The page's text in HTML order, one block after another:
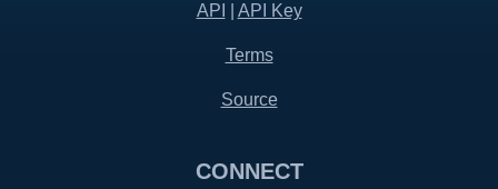
API API Key
Terms
Source
CONNECT